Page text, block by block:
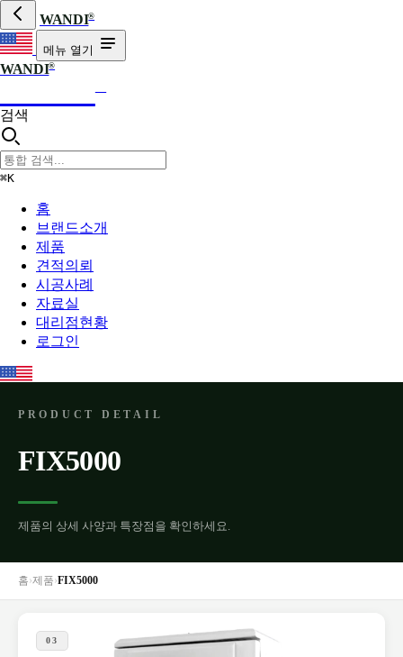
WANDI®
메뉴 열기
WANDI®
WANDI
검색
⌘K
홈
브랜드소개
제품
견적의뢰
시공사례
자료실
대리점현황
로그인
PRODUCT DETAIL
FIX5000
제품의 상세 사양과 특장점을 확인하세요.
홈›제품›FIX5000
03